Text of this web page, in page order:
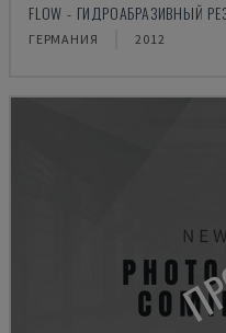
FLOW - ГИДРОАБРАЗИВНЫЙ
ГЕРМАНИЯ 2012